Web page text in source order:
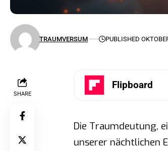
TRAUMVERSUM PUBLISHED
SHARE
Flipboard
Die Traumdeutung,
unserer nächtlichen